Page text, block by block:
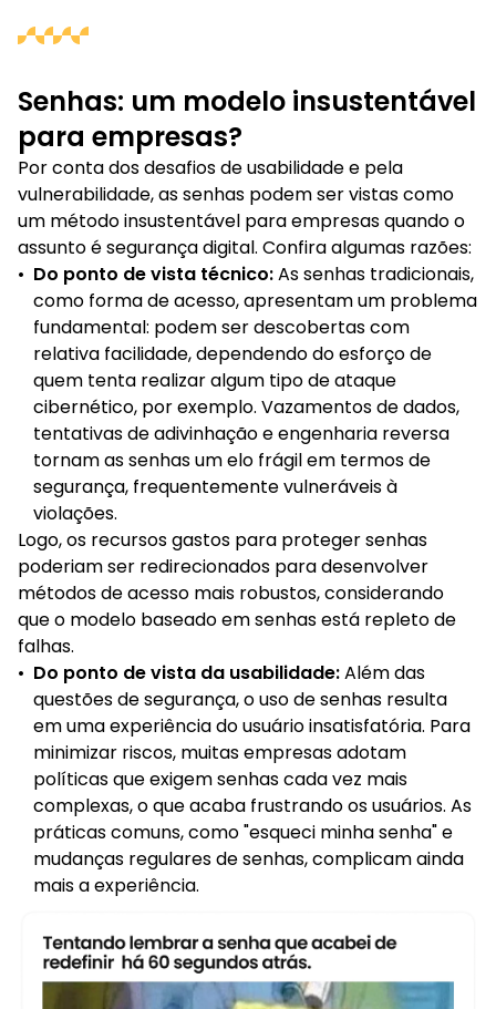
Senhas: um modelo insustentável
para empresas?
Por conta dos desafios de usabilidade e pela
vulnerabilidade, as senhas podem ser vistas como
um método insustentável para empresas quando o
assunto é segurança digital. Confira algumas razões:
• Do ponto de vista técnico:As senhas tradicionais,
como forma de acesso, apresentam um problema
fundamental: podem ser descobertas com
relativa facilidade, dependendo do esforço de
quem tenta realizar algum tipo de ataque
cibernético, por exemplo. Vazamentos de dados,
tentativas de adivinhação e engenharia reversa
tornam as senhas um elo frágil em termos de
segurança, frequentemente vulneráveis à
violações.
Logo, os recursos gastos para proteger senhas
poderiam ser redirecionados para desenvolver
métodos de acesso mais robustos, considerando
que o modelo baseado em senhas está repleto de
falhas.
• Do ponto de vista da usabilidade:Além das
questões de segurança, o uso de senhas resulta
em uma experiência do usuário insatisfatória. Para
minimizar riscos, muitas empresas adotam
políticas que exigem senhas cada vez mais
complexas, o que acaba frustrando os usuários. As
práticas comuns, como "esqueci minha senha" e
mudanças regulares de senhas, complicam ainda
mais a experiência.